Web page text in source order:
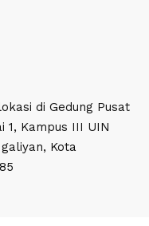
di Gedung Pusat
1, Kampus III UIN
Kota